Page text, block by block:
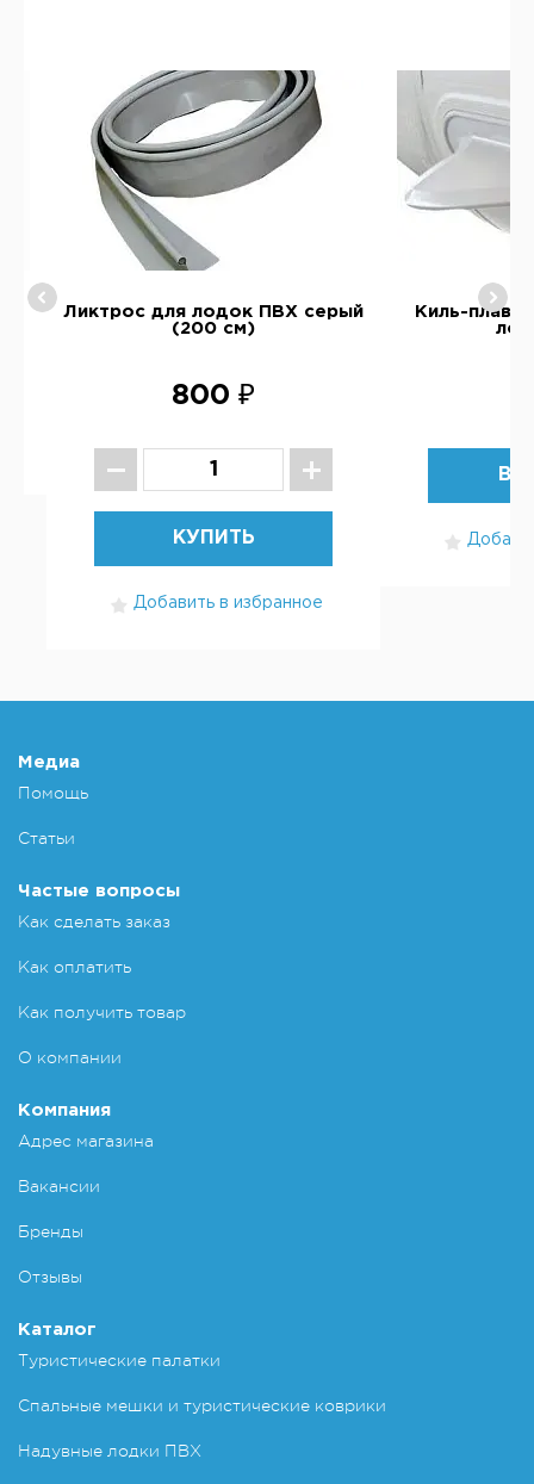
Ликтрос для лодок ПВХ серый
(200 см)
800 ₽
КУПИТЬ
Добавить в избранное
Киль-
Медиа
Помощь
Статьи
Частые вопросы
Как сделать заказ
Как оплатить
Как получить товар
О компании
Компания
Адрес магазина
Вакансии
Бренды
Отзывы
Каталог
Туристические палатки
Спальные мешки и туристические коврики
Надувные лодки ПВХ